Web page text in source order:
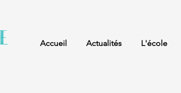
Accueil Actualités L'école